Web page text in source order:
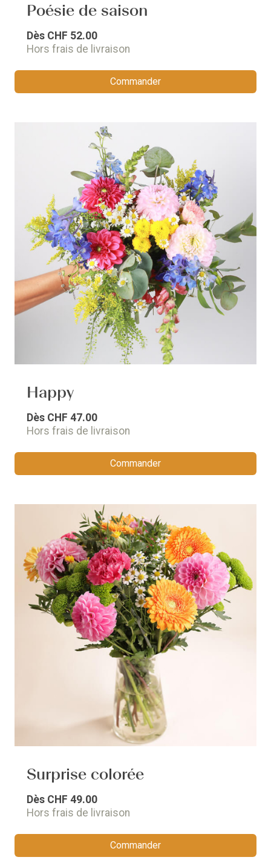
Poésie de saison
Dès CHF 52.00
Hors frais de livraison
Commander
Happy
Dès CHF 47.00
Hors frais de livraison
Commander
Surprise colorée
Dès CHF 49.00
Hors frais de livraison
Commander